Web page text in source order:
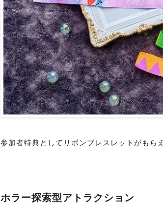
参加者特典としてリボンブレスレットがもら
ホラー探索型アトラクション